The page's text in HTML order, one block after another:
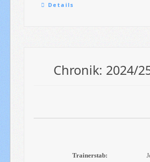
Details
Chronik: 2024/
Trainerstab: